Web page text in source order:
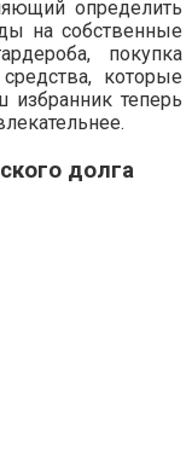
определить
на собственные
покупка
которые
теперь
долга